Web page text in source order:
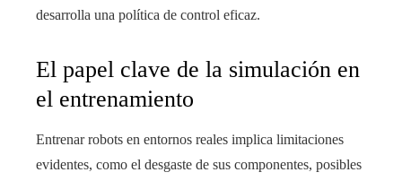
desarrolla una política de control eficaz.
El papel clave de la simulación en
el entrenamiento
Entrenar robots en entornos reales implica limitaciones
evidentes, como el desgaste de sus componentes, posibles